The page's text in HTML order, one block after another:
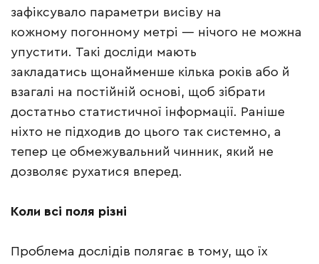
зафіксувало параметри висіву на
кожному погонному метрі — нічого не можна
упустити. Такі досліди мають
закладатись щонайменше кілька років або й
взагалі на постійній основі, щоб зібрати
достатньо статистичної інформації. Раніше
ніхто не підходив до цього так системно, а
тепер це обмежувальний чинник, який не
дозволяє рухатися вперед.
Коли всі поля різні
Проблема дослідів полягає в тому, що їх